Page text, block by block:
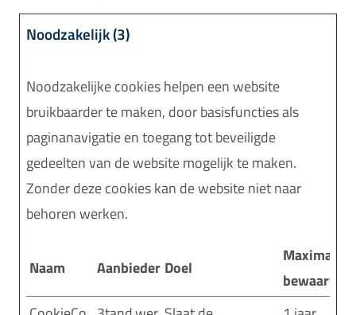
Noodzakelijk (3)
Noodzakelijke cookies helpen een website
bruikbaarder te maken, door basisfuncties als
paginanavigatie en toegang tot beveiligde
gedeelten van de website mogelijk te maken.
Zonder deze cookies kan de website niet naar
behoren werken.
Naam Aanbieder Doel
Maximale